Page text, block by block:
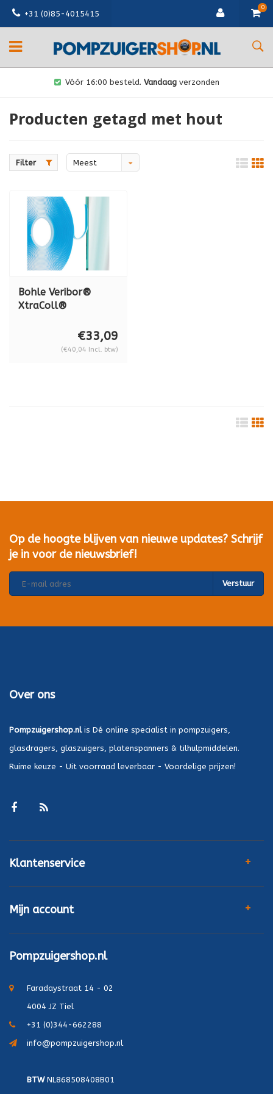
+31 (0)85-4015415
0
Vóór 16:00 besteld. Vandaag verzonden
Producten getagd met hout
Filter
Meest
Bohle Veribor®
XtraColl®
plakband, rand
gepassiveerd,
€33,09
(€40,04 Incl. btw)
Op de hoogte blijven van nieuwe updates? Schrijf
je in voor de nieuwsbrief!
Verstuur
Over ons
Pompzuigershop.nlis Dé online specialist in pompzuigers,
glasdragers, glaszuigers, platenspanners & tilhulpmiddelen.
Ruime keuze - Uit voorraad leverbaar - Voordelige prijzen!
Klantenservice
Mijn account
Pompzuigershop.nl
Faradaystraat 14 - 02
4004 JZ Tiel
+31 (0)344-662288
info@pompzuigershop.nl
BTWNL868508408B01